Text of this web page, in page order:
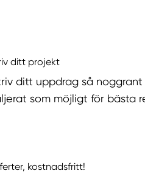
ditt projekt
ditt uppdrag så noggrant
som möjligt för bästa
kostnadsfritt!